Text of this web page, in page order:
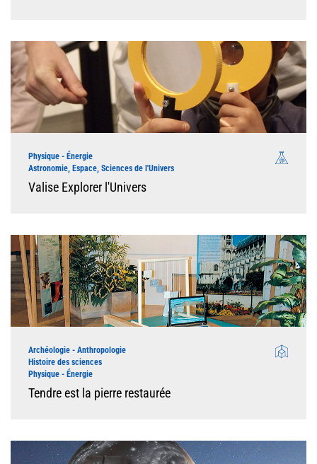
Physique - Énergie
Astronomie, Espace, Sciences de l'Univers
Valise Explorer l'Univers
Archéologie - Anthropologie
Histoire des sciences
Physique - Énergie
Tendre est la pierre restaurée